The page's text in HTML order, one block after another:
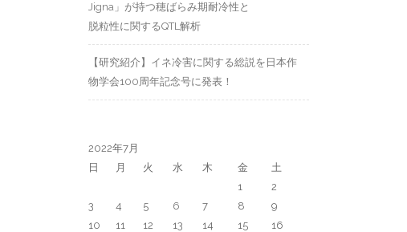
Jigna」が持つ穂ばらみ期耐冷性と
脱粒性に関するQTL解析
【研究紹介】イネ冷害に関する総説を日本作
物学会100周年記念号に発表！
2022年7月
日
月 火 水 木 金 土
1
2
3
4 5 6 7 8
9
10
11 12 13 14 15
16